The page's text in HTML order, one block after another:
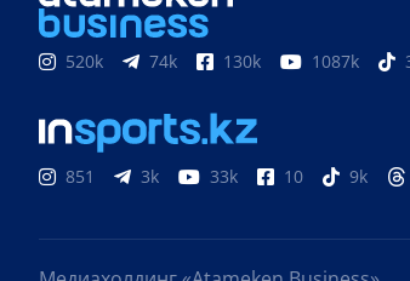
520k 74k 130k 1087k
851 3k 33k 10 9k